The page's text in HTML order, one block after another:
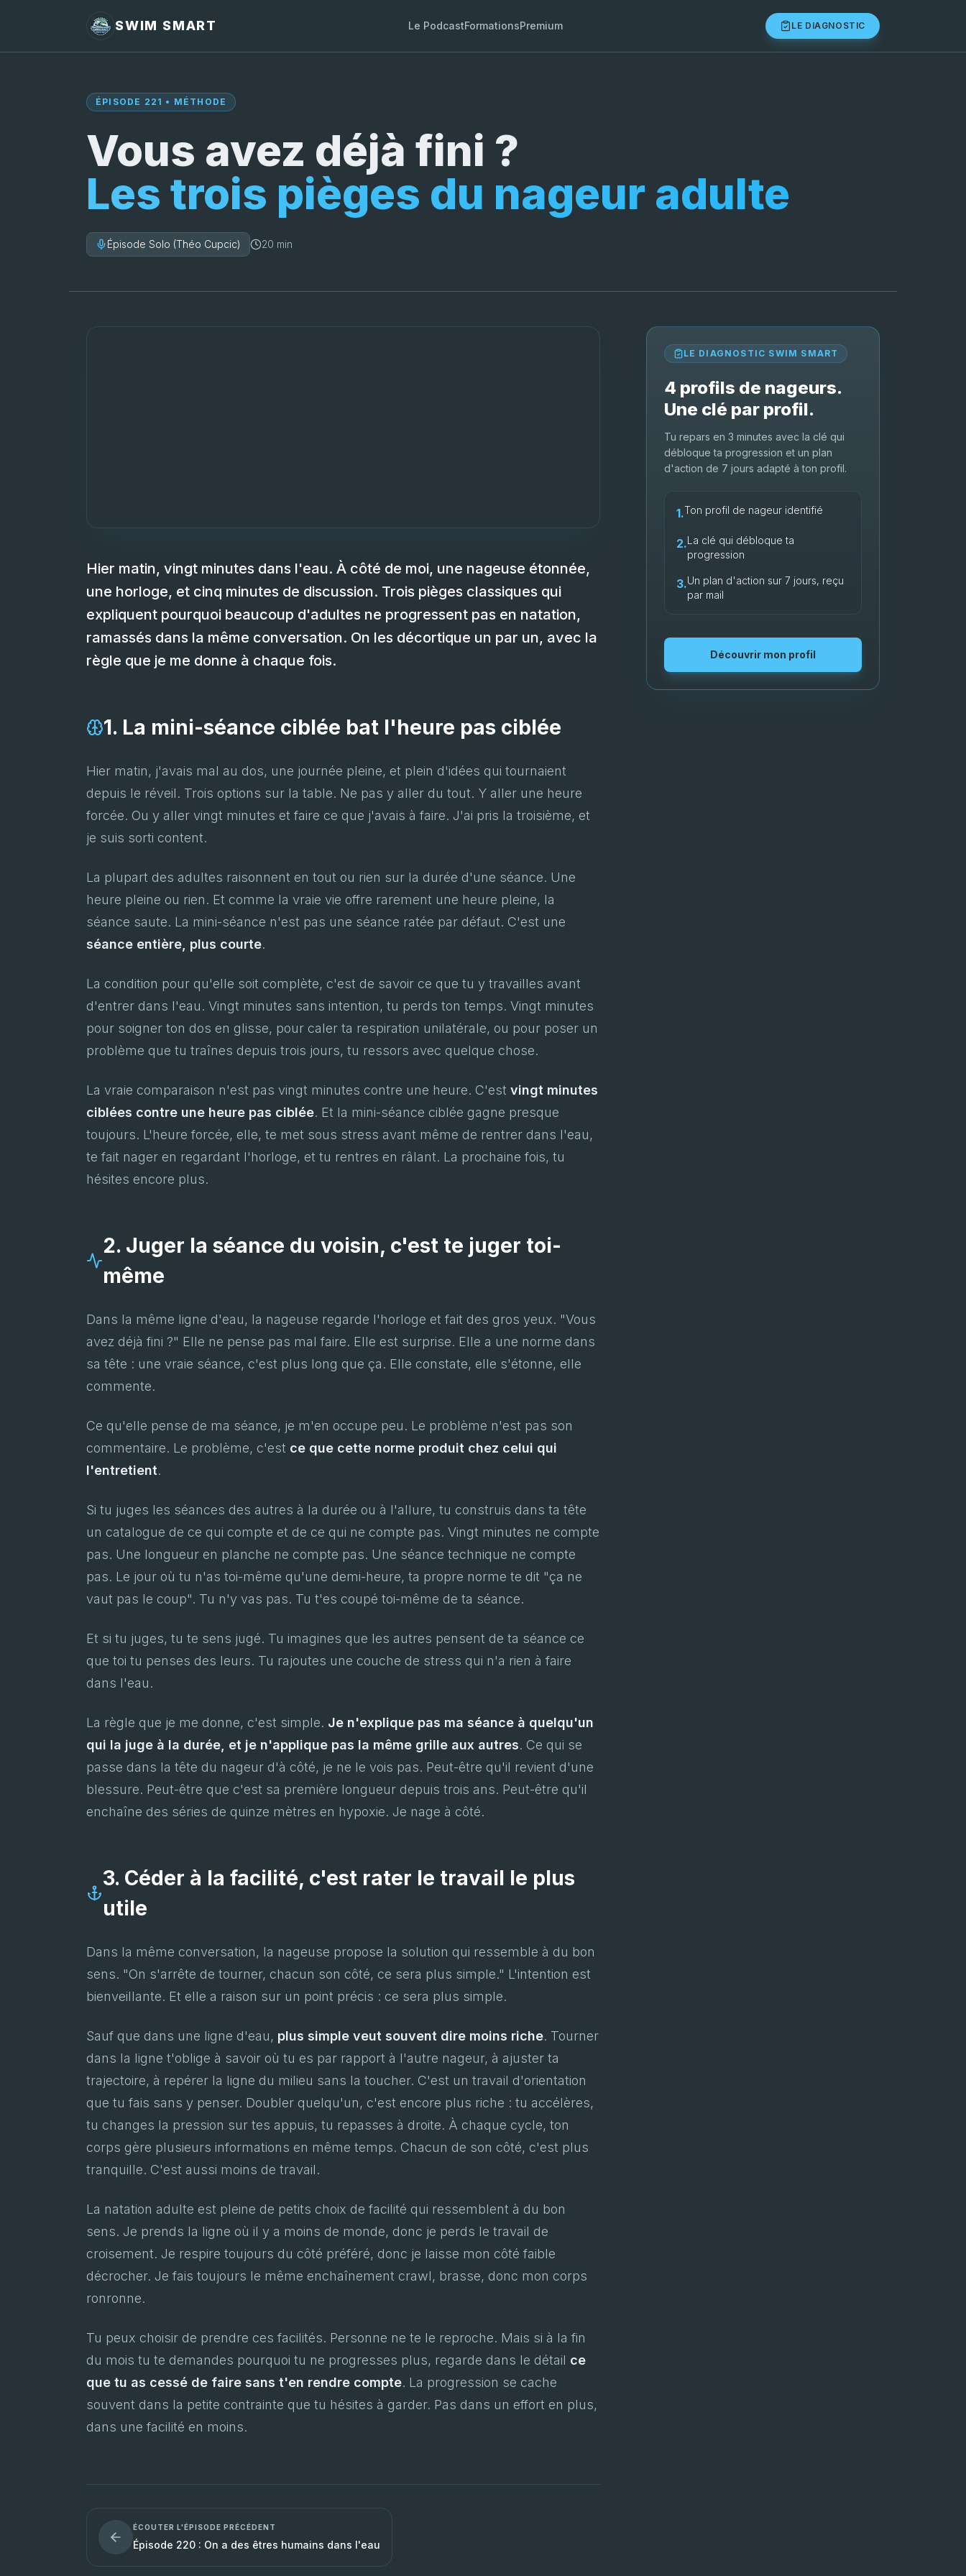
SWIM SMART Le PodcastFormationsPremium LE DIAGNOSTIC
ÉPISODE 221 • MÉTHODE
Vous avez déjà fini ?
Les trois pièges du nageur adulte
Épisode Solo (Théo Cupcic) 20 min
Hier matin, vingt minutes dans l'eau. À côté de moi, une nageuse étonnée,
une horloge, et cinq minutes de discussion. Trois pièges classiques qui
expliquent pourquoi beaucoup d'adultes ne progressent pas en natation,
ramassés dans la même conversation. On les décortique un par un, avec la
règle que je me donne à chaque fois.
1. La mini-séance ciblée bat l'heure pas ciblée
Hier matin, j'avais mal au dos, une journée pleine, et plein d'idées qui tournaient
depuis le réveil. Trois options sur la table. Ne pas y aller du tout. Y aller une heure
forcée. Ou y aller vingt minutes et faire ce que j'avais à faire. J'ai pris la troisième, et
je suis sorti content.
La plupart des adultes raisonnent en tout ou rien sur la durée d'une séance. Une
heure pleine ou rien. Et comme la vraie vie offre rarement une heure pleine, la
séance saute. La mini-séance n'est pas une séance ratée par défaut. C'est une
séance entière, plus courte.
La condition pour qu'elle soit complète, c'est de savoir ce que tu y travailles avant
d'entrer dans l'eau. Vingt minutes sans intention, tu perds ton temps. Vingt minutes
pour soigner ton dos en glisse, pour caler ta respiration unilatérale, ou pour poser un
problème que tu traînes depuis trois jours, tu ressors avec quelque chose.
La vraie comparaison n'est pas vingt minutes contre une heure. C'est vingt minutes
ciblées contre une heure pas ciblée. Et la mini-séance ciblée gagne presque
toujours. L'heure forcée, elle, te met sous stress avant même de rentrer dans l'eau,
te fait nager en regardant l'horloge, et tu rentres en râlant. La prochaine fois, tu
hésites encore plus.
2. Juger la séance du voisin, c'est te juger toi-
même
Dans la même ligne d'eau, la nageuse regarde l'horloge et fait des gros yeux. "Vous
avez déjà fini ?" Elle ne pense pas mal faire. Elle est surprise. Elle a une norme dans
sa tête : une vraie séance, c'est plus long que ça. Elle constate, elle s'étonne, elle
commente.
Ce qu'elle pense de ma séance, je m'en occupe peu. Le problème n'est pas son
commentaire. Le problème, c'est ce que cette norme produit chez celui qui
l'entretient.
Si tu juges les séances des autres à la durée ou à l'allure, tu construis dans ta tête
un catalogue de ce qui compte et de ce qui ne compte pas. Vingt minutes ne compte
pas. Une longueur en planche ne compte pas. Une séance technique ne compte
pas. Le jour où tu n'as toi-même qu'une demi-heure, ta propre norme te dit "ça ne
vaut pas le coup". Tu n'y vas pas. Tu t'es coupé toi-même de ta séance.
Et si tu juges, tu te sens jugé. Tu imagines que les autres pensent de ta séance ce
que toi tu penses des leurs. Tu rajoutes une couche de stress qui n'a rien à faire
dans l'eau.
La règle que je me donne, c'est simple. Je n'explique pas ma séance à quelqu'un
qui la juge à la durée, et je n'applique pas la même grille aux autres. Ce qui se
passe dans la tête du nageur d'à côté, je ne le vois pas. Peut-être qu'il revient d'une
blessure. Peut-être que c'est sa première longueur depuis trois ans. Peut-être qu'il
enchaîne des séries de quinze mètres en hypoxie. Je nage à côté.
3. Céder à la facilité, c'est rater le travail le plus
utile
Dans la même conversation, la nageuse propose la solution qui ressemble à du bon
sens. "On s'arrête de tourner, chacun son côté, ce sera plus simple." L'intention est
bienveillante. Et elle a raison sur un point précis : ce sera plus simple.
Sauf que dans une ligne d'eau, plus simple veut souvent dire moins riche. Tourner
dans la ligne t'oblige à savoir où tu es par rapport à l'autre nageur, à ajuster ta
trajectoire, à repérer la ligne du milieu sans la toucher. C'est un travail d'orientation
que tu fais sans y penser. Doubler quelqu'un, c'est encore plus riche : tu accélères,
tu changes la pression sur tes appuis, tu repasses à droite. À chaque cycle, ton
corps gère plusieurs informations en même temps. Chacun de son côté, c'est plus
tranquille. C'est aussi moins de travail.
La natation adulte est pleine de petits choix de facilité qui ressemblent à du bon
sens. Je prends la ligne où il y a moins de monde, donc je perds le travail de
croisement. Je respire toujours du côté préféré, donc je laisse mon côté faible
décrocher. Je fais toujours le même enchaînement crawl, brasse, donc mon corps
ronronne.
Tu peux choisir de prendre ces facilités. Personne ne te le reproche. Mais si à la fin
du mois tu te demandes pourquoi tu ne progresses plus, regarde dans le détail ce
que tu as cessé de faire sans t'en rendre compte. La progression se cache
souvent dans la petite contrainte que tu hésites à garder. Pas dans un effort en plus,
dans une facilité en moins.
ÉCOUTER L'ÉPISODE PRÉCÉDENT
Épisode 220 : On a des êtres humains dans l'eau
LE DIAGNOSTIC SWIM SMART
4 profils de nageurs.
Une clé par profil.
Tu repars en 3 minutes avec la clé qui
débloque ta progression et un plan
d'action de 7 jours adapté à ton profil.
1.Ton profil de nageur identifié
2.La clé qui débloque ta
progression
3.Un plan d'action sur 7 jours, reçu
par mail
Découvrir mon profil